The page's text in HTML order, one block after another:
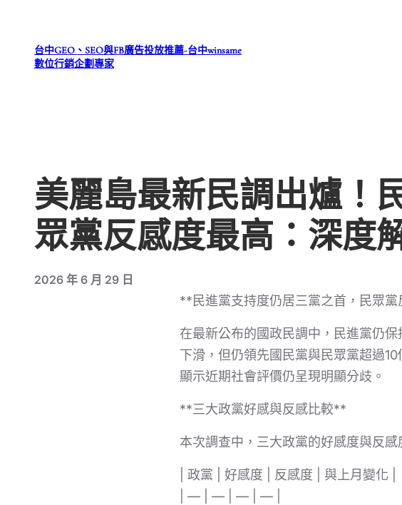
台中GEO、SEO與FB廣告投放推薦-台中winsame
數位行銷企劃專家
美麗島最新民調出爐！
眾黨反感度最高：深度
2026 年 6 月 29 日
**民進黨支持度仍居三黨之首，民眾
在最新公布的國政民調中，民進黨仍
下滑，但仍領先國民黨與民眾黨超過
顯示近期社會評價仍呈現明顯分歧。
**三大政黨好感與反感比較**
本次調查中，三大政黨的好感度與反感
| 政黨 | 好感度 | 反感度 | 與上月變化 |
| — | — | — | — |